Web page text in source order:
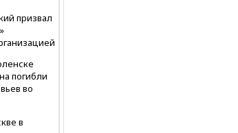
призвал
погибли
во
в